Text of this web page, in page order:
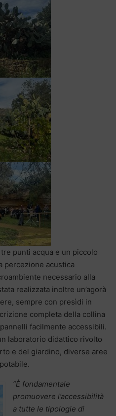
tre punti acqua e un piccolo
percezione acustica
necessario alla
realizzata inoltre un’agorà
sempre con presìdi in
completa della collina
facilmente accessibili.
laboratorio didattico rivolto
e del giardino, diverse aree
“È fondamentale
promuovere l’accessibilità
a tutte le tipologie di